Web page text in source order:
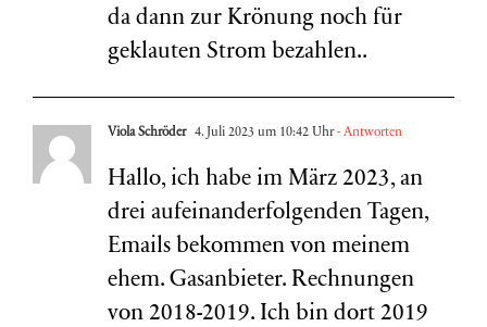
da dann zur Krönung noch für
geklauten Strom bezahlen..
Viola Schröder 4. Juli 2023 um 10:42 Uhr- Antworten
Hallo, ich habe im März 2023, an
drei aufeinanderfolgenden Tagen,
Emails bekommen von meinem
ehem. Gasanbieter. Rechnungen
von 2018-2019. Ich bin dort 2019